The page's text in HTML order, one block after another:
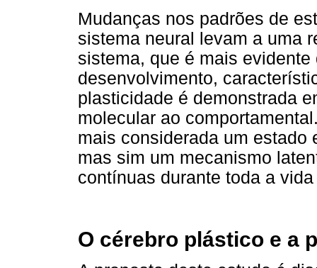
Mudanças nos padrões de
sistema neural levam a uma
sistema, que é mais
desenvolvimento,
plasticidade é demonstrada
molecular ao
mais considerada um estado
mas sim um mecanismo
contínuas durante toda a
O cérebro plástico e a